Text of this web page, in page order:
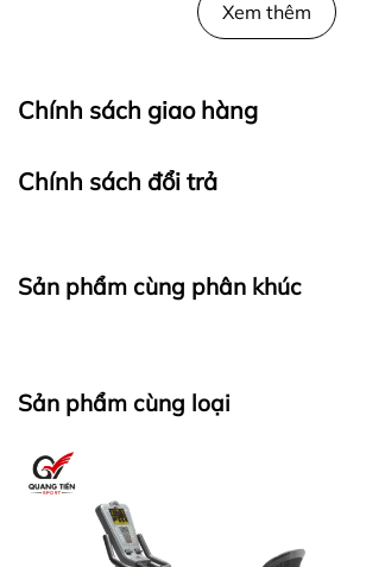
Xem thêm
Chính sách giao hàng
Chính sách đổi trả
Sản phẩm cùng phân khúc
Sản phẩm cùng loại